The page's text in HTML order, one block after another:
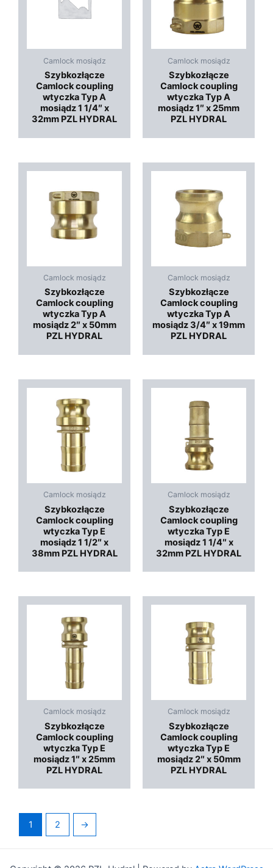
Camlock mosiądz
Szybkozłącze
Camlock coupling
wtyczka Typ A
mosiądz 1 1/4″ x
32mm PZL HYDRAL
Camlock mosiądz
Szybkozłącze
Camlock coupling
wtyczka Typ A
mosiądz 1″ x 25mm
PZL HYDRAL
Camlock mosiądz
Szybkozłącze
Camlock coupling
wtyczka Typ A
mosiądz 2″ x 50mm
PZL HYDRAL
Camlock mosiądz
Szybkozłącze
Camlock coupling
wtyczka Typ A
mosiądz 3/4″ x 19mm
PZL HYDRAL
Camlock mosiądz
Szybkozłącze
Camlock coupling
wtyczka Typ E
mosiądz 1 1/2″ x
38mm PZL HYDRAL
Camlock mosiądz
Szybkozłącze
Camlock coupling
wtyczka Typ E
mosiądz 1 1/4″ x
32mm PZL HYDRAL
Camlock mosiądz
Szybkozłącze
Camlock coupling
wtyczka Typ E
mosiądz 1″ x 25mm
PZL HYDRAL
Camlock mosiądz
Szybkozłącze
Camlock coupling
wtyczka Typ E
mosiądz 2″ x 50mm
PZL HYDRAL
1 2 →